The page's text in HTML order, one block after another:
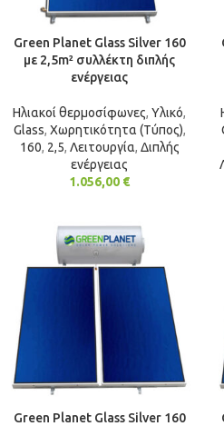
Green Planet Glass Silver 160
με 2,5m² συλλέκτη διπλής
ενέργειας
Ηλιακοί θερμοσίφωνες, Υλικό,
Glass, Χωρητικότητα (Τύπος),
160, 2,5, Λειτουργία, Διπλής
ενέργειας
1.056,00 €
Green Planet Glass Silver 160